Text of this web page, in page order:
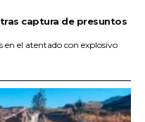
captura de presuntos
en el atentado con explosivo